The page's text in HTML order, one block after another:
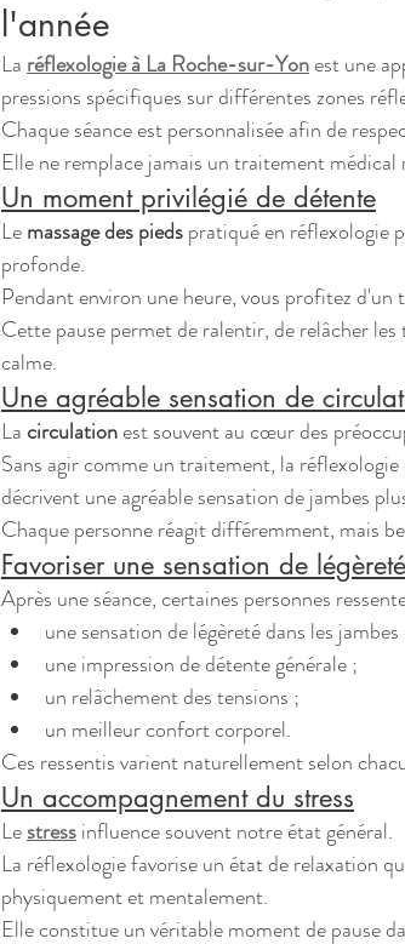
l'année
La réflexologie à La Roche-sur-Yon est une
pressions spécifiques sur différentes zones
Chaque séance est personnalisée afin de
Elle ne remplace jamais un traitement médical
Un moment privilégié de détente
Le massage des pieds pratiqué en réflexologie
profonde.
Pendant environ une heure, vous profitez d'un
Cette pause permet de ralentir, de relâcher
calme.
Une agréable sensation de
La circulation est souvent au cœur des
Sans agir comme un traitement, la
décrivent une agréable sensation de jambes
Chaque personne réagit différemment, mais
Favoriser une sensation de légèreté
Après une séance, certaines personnes
une sensation de légèreté dans les jambes
une impression de détente générale ;
un relâchement des tensions ;
un meilleur confort corporel.
Ces ressentis varient naturellement selon
Un accompagnement du stress
Le stress influence souvent notre état général.
La réflexologie favorise un état de relaxation
physiquement et mentalement.
Elle constitue un véritable moment de pause